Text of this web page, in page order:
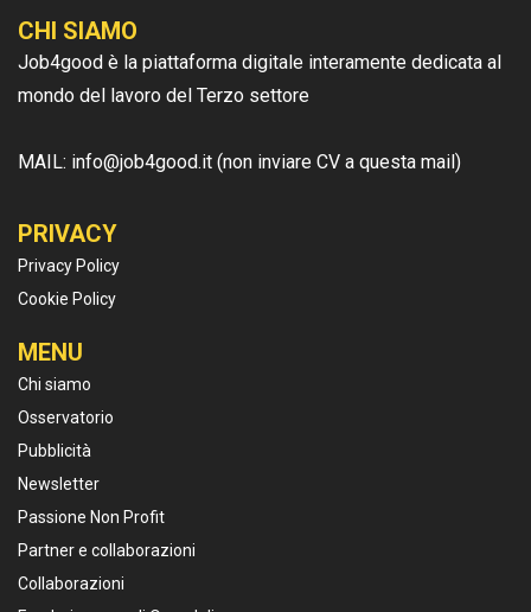
CHI SIAMO
Job4good è la piattaforma digitale interamente dedicata al
mondo del lavoro del Terzo settore
MAIL: info@job4good.it (non inviare CV a questa mail)
PRIVACY
Privacy Policy
Cookie Policy
MENU
Chi siamo
Osservatorio
Pubblicità
Newsletter
Passione Non Profit
Partner e collaborazioni
Collaborazioni